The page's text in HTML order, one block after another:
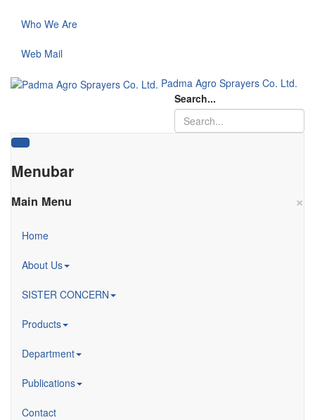
Who We Are
Web Mail
Padma Agro Sprayers Co. Ltd.
Search...
Menubar
×
Main Menu
Home
About Us
SISTER CONCERN
Products
Department
Publications
Contact